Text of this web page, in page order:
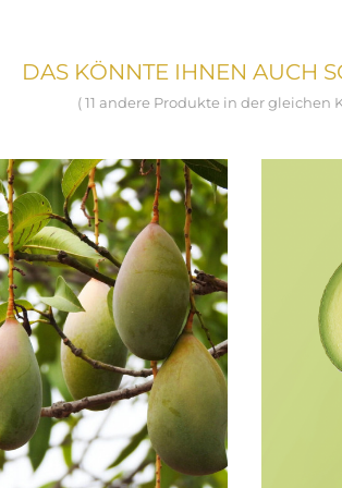
DAS KÖNNTE IHNEN AUCH
( 11 andere Produkte in der gleichen